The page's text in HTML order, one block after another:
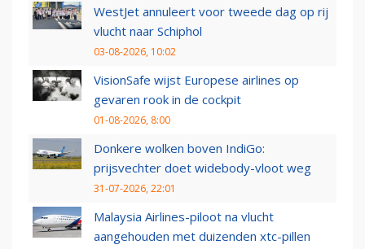
WestJet annuleert voor tweede dag op rij
vlucht naar Schiphol
03-08-2026, 10:02
VisionSafe wijst Europese airlines op
gevaren rook in de cockpit
01-08-2026, 8:00
Donkere wolken boven IndiGo:
prijsvechter doet widebody-vloot weg
31-07-2026, 22:01
Malaysia Airlines-piloot na vlucht
aangehouden met duizenden xtc-pillen